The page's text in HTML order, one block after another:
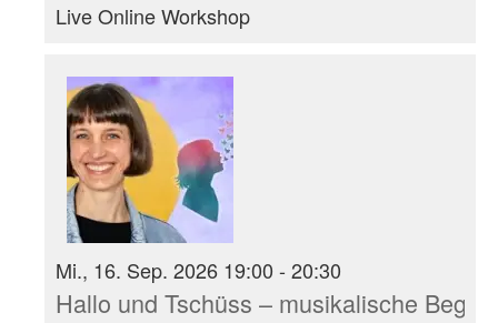
Live Online Workshop
Mi., 16. Sep. 2026 19:00 - 20:30
Hallo und Tschüss – musikalische